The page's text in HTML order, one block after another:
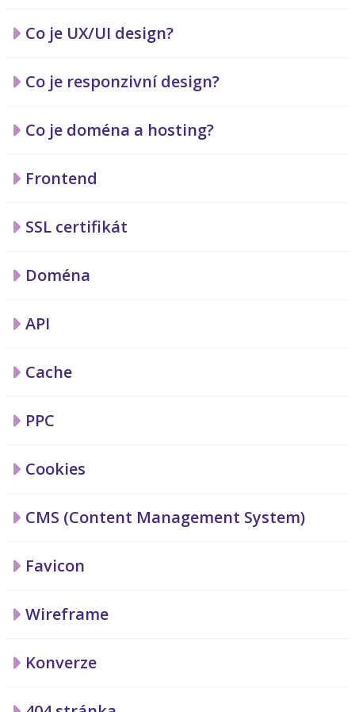
Co je UX/UI design?
Co je responzivní design?
Co je doména a hosting?
Frontend
SSL certifikát
Doména
API
Cache
PPC
Cookies
CMS (Content Management System)
Favicon
Wireframe
Konverze